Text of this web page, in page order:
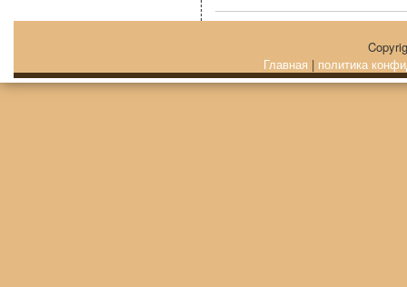
Главная | политика